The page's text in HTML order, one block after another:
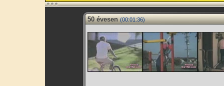
50 évesen (00:01:36)